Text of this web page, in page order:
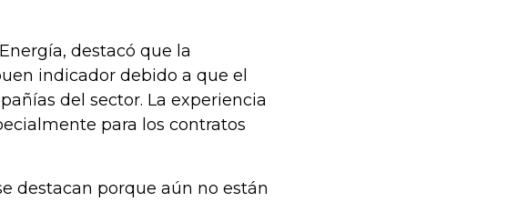
destacó que la
indicador debido a que el
del sector. La experiencia
para los contratos
destacan porque aún no están